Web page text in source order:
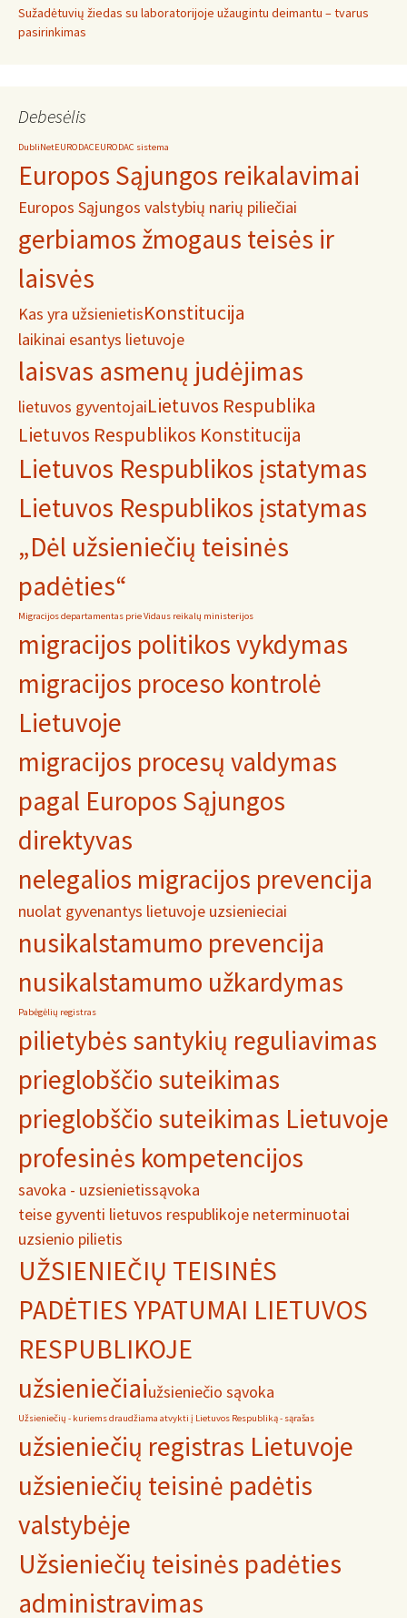
Sužadėtuvių žiedas su laboratorijoje užaugintu deimantu – tvarus
pasirinkimas
Debesėlis
DubliNetEURODACEURODAC sistema
Europos Sąjungos reikalavimai
Europos Sąjungos valstybių narių piliečiai
gerbiamos žmogaus teisės ir
laisvės
Kas yra užsienietisKonstitucija
laikinai esantys lietuvoje
laisvas asmenų judėjimas
lietuvos gyventojaiLietuvos Respublika
Lietuvos Respublikos Konstitucija
Lietuvos Respublikos įstatymas
Lietuvos Respublikos įstatymas
„Dėl užsieniečių teisinės
padėties“
Migracijos departamentas prie Vidaus reikalų ministerijos
migracijos politikos vykdymas
migracijos proceso kontrolė
Lietuvoje
migracijos procesų valdymas
pagal Europos Sąjungos
direktyvas
nelegalios migracijos prevencija
nuolat gyvenantys lietuvoje uzsienieciai
nusikalstamumo prevencija
nusikalstamumo užkardymas
Pabėgėlių registras
pilietybės santykių reguliavimas
prieglobščio suteikimas
prieglobščio suteikimas Lietuvoje
profesinės kompetencijos
savoka - uzsienietissąvoka
teise gyventi lietuvos respublikoje neterminuotai
uzsienio pilietis
UŽSIENIEČIŲ TEISINĖS
PADĖTIES YPATUMAI LIETUVOS
RESPUBLIKOJE
užsieniečiaiužsieniečio sąvoka
Užsieniečių - kuriems draudžiama atvykti į Lietuvos Respubliką - sąrašas
užsieniečių registras Lietuvoje
užsieniečių teisinė padėtis
valstybėje
Užsieniečių teisinės padėties
administravimas